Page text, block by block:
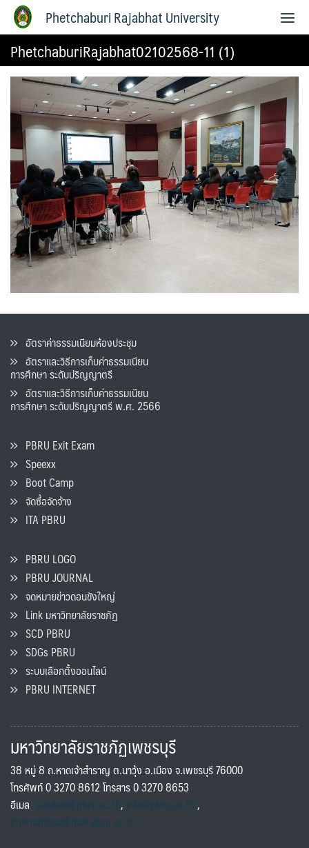
Phetchaburi Rajabhat University
PhetchaburiRajabhat02102568-11 (1)
อัตราค่าธรรมเนียมห้องประชุม
อัตราและวิธีการเก็บค่าธรรมเนียน
การศึกษา ระดับปริญญาตรี
อัตราและวิธีการเก็บค่าธรรมเนียน
การศึกษา ระดับปริญญาตรี พ.ศ. 2566
PBRU Exit Exam
Speexx
Boot Camp
จัดซื้อจัดจ้าง
ITA PBRU
PBRU LOGO
PBRU JOURNAL
จดหมายข่าวดอนขังใหญ่
Link มหาวิทยาลัยราชภัฏ
SCD PBRU
SDGs PBRU
ระบบเลือกตั้งออนไลน์
PBRU INTERNET
มหาวิทยาลัยราชภัฏเพชรบุรี
38 หมู่ 8 ถ.หาดเจ้าสำราญ ต.นาวุ้ง อ.เมือง จ.เพชรบุรี 76000
โทรศัพท์ 0 3270 8612 โทรสาร 0 3270 8653
อีเมล saraban@pbru.ac.th, info@pbru.ac.th,
international@mail.pbru.ac.th